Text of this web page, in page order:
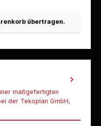
übertragen.
maßgefertigten
der Tekoplan GmbH,